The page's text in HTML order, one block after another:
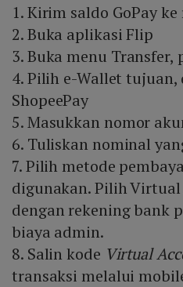
1. Kirim saldo GoPay
2. Buka aplikasi Flip
3. Buka menu
4. Pilih e-Wallet
ShopeePay
5. Masukkan nomor
6. Tuliskan nominal
7. Pilih metode
digunakan. Pilih
dengan rekening bank
biaya admin.
8. Salin kode Virtual
transaksi melalui